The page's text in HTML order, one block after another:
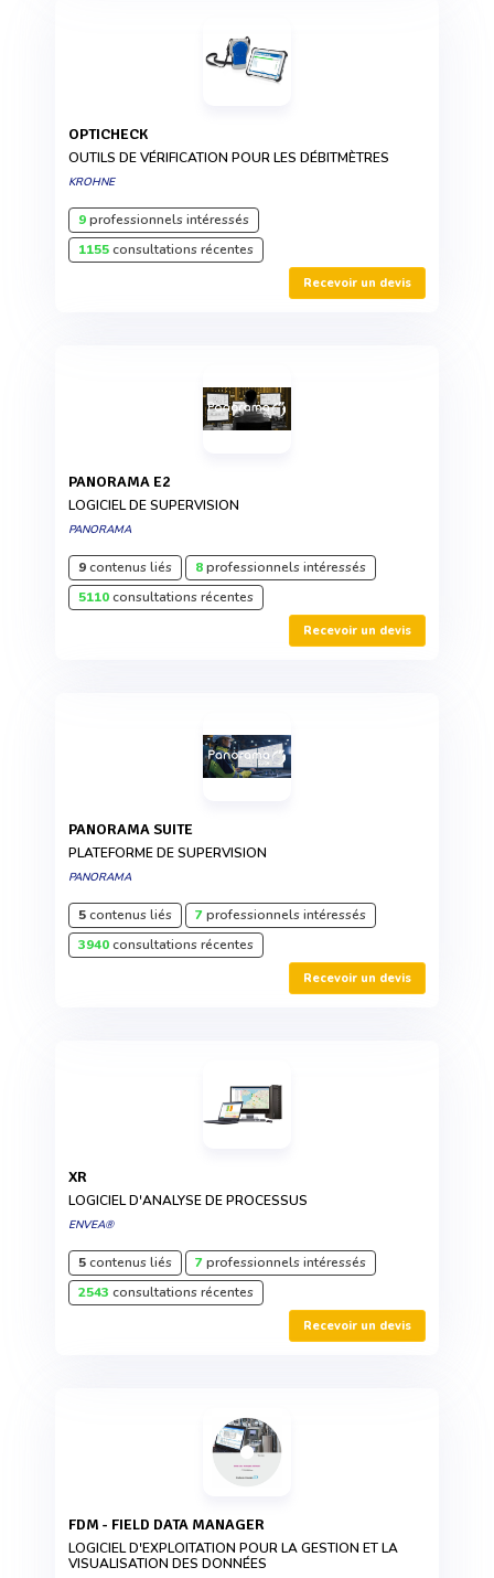
OPTICHECK
OUTILS DE VÉRIFICATION POUR LES DÉBITMÈTRES
KROHNE
9professionnels intéressés
1155consultations récentes
Recevoir un devis
PANORAMA E2
LOGICIEL DE SUPERVISION
PANORAMA
9contenus liés 8professionnels intéressés
5110consultations récentes
Recevoir un devis
PANORAMA SUITE
PLATEFORME DE SUPERVISION
PANORAMA
5contenus liés 7professionnels intéressés
3940consultations récentes
Recevoir un devis
XR
LOGICIEL D'ANALYSE DE PROCESSUS
ENVEA®
5contenus liés 7professionnels intéressés
2543 consultations récentes
Recevoir un devis
FDM - FIELD DATA MANAGER
LOGICIEL D'EXPLOITATION POUR LA GESTION ET LA
VISUALISATION DES DONNÉES